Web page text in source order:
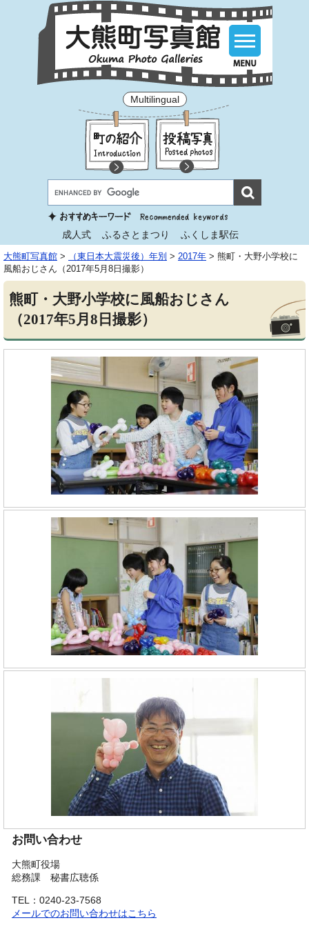
Multilingual
成人式 ふるさとまつり ふくしま駅伝
大熊町写真館 > （東日本大震災後）年別 > 2017年 > 熊町・大野小学校に
風船おじさん（2017年5月8日撮影）
熊町・大野小学校に風船おじさん
（2017年5月8日撮影）
お問い合わせ
大熊町役場
総務課 秘書広聴係
TEL：0240-23-7568
メールでのお問い合わせはこちら